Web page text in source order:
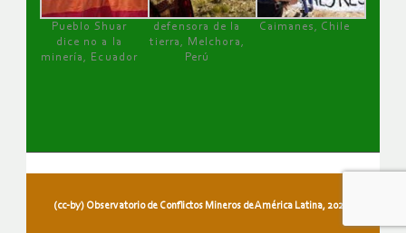
Pueblo Shuar
dice no a la
minería, Ecuador
defensora de la
tierra, Melchora,
Perú
Caimanes, Chile
(cc-by) Observatorio de Conflictos Mineros de América Latina, 2026